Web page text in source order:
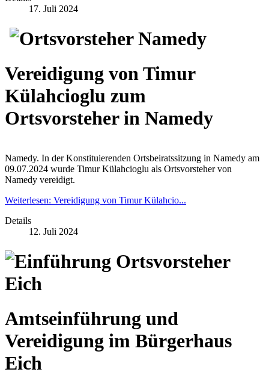
17. Juli 2024
Vereidigung von Timur
Külahcioglu zum
Ortsvorsteher in Namedy
Namedy. In der Konstituierenden Ortsbeiratssitzung in Namedy am
09.07.2024 wurde Timur Külahcioglu als Ortsvorsteher von
Namedy vereidigt.
Weiterlesen: Vereidigung von Timur Külahcio...
Details
12. Juli 2024
Amtseinführung und
Vereidigung im Bürgerhaus
Eich